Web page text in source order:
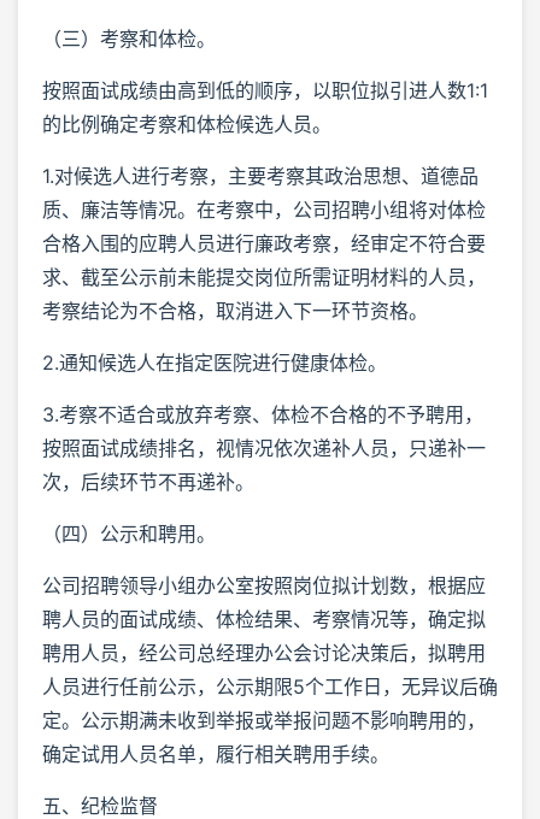
（三）考察和体检。
按照面试成绩由高到低的顺序，以职位拟引进人数1:1
的比例确定考察和体检候选人员。
1.对候选人进行考察，主要考察其政治思想、道德品
质、廉洁等情况。在考察中，公司招聘小组将对体检
合格入围的应聘人员进行廉政考察，经审定不符合要
求、截至公示前未能提交岗位所需证明材料的人员，
考察结论为不合格，取消进入下一环节资格。
2.通知候选人在指定医院进行健康体检。
3.考察不适合或放弃考察、体检不合格的不予聘用，
按照面试成绩排名，视情况依次递补人员，只递补一
次，后续环节不再递补。
（四）公示和聘用。
公司招聘领导小组办公室按照岗位拟计划数，根据应
聘人员的面试成绩、体检结果、考察情况等，确定拟
聘用人员，经公司总经理办公会讨论决策后，拟聘用
人员进行任前公示，公示期限5个工作日，无异议后确
定。公示期满未收到举报或举报问题不影响聘用的，
确定试用人员名单，履行相关聘用手续。
五、纪检监督